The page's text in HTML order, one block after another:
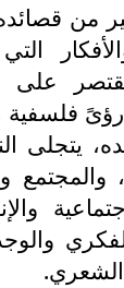
من
على
رؤىً
يتجلى